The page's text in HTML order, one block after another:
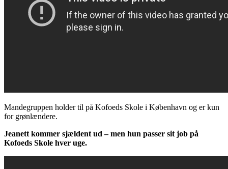
Mandegruppen holder til på Kofoeds Skole i København og er kun
for grønlændere.
Jeanett kommer sjældent ud – men hun passer sit job på
Kofoeds Skole hver uge.